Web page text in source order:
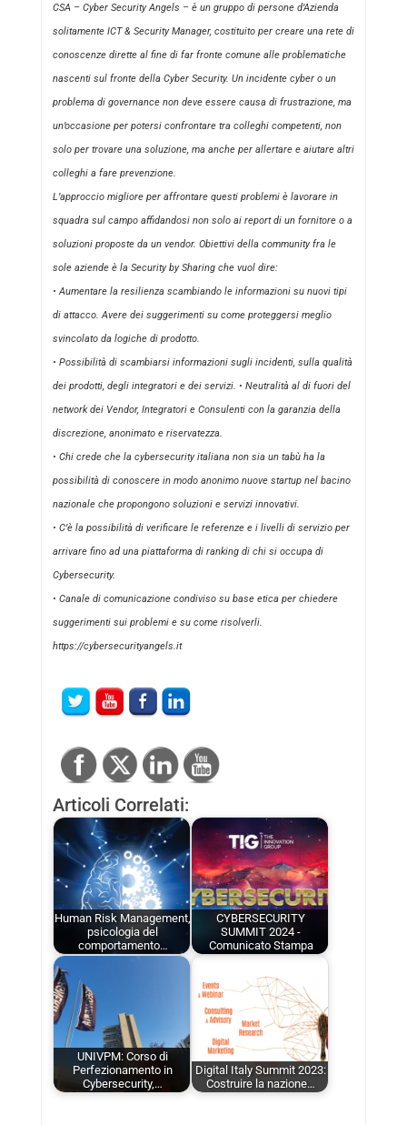
CSA – Cyber Security Angels – è un gruppo di persone d’Azienda
solitamente ICT & Security Manager, costituito per creare una rete di
conoscenze dirette al fine di far fronte comune alle problematiche
nascenti sul fronte della Cyber Security. Un incidente cyber o un
problema di governance non deve essere causa di frustrazione, ma
un’occasione per potersi confrontare tra colleghi competenti, non
solo per trovare una soluzione, ma anche per allertare e aiutare altri
colleghi a fare prevenzione.
L’approccio migliore per affrontare questi problemi è lavorare in
squadra sul campo affidandosi non solo ai report di un fornitore o a
soluzioni proposte da un vendor. Obiettivi della community fra le
sole aziende è la Security by Sharing che vuol dire:
• Aumentare la resilienza scambiando le informazioni su nuovi tipi
di attacco. Avere dei suggerimenti su come proteggersi meglio
svincolato da logiche di prodotto.
• Possibilità di scambiarsi informazioni sugli incidenti, sulla qualità
dei prodotti, degli integratori e dei servizi. • Neutralità al di fuori del
network dei Vendor, Integratori e Consulenti con la garanzia della
discrezione, anonimato e riservatezza.
• Chi crede che la cybersecurity italiana non sia un tabù ha la
possibilità di conoscere in modo anonimo nuove startup nel bacino
nazionale che propongono soluzioni e servizi innovativi.
• C’è la possibilità di verificare le referenze e i livelli di servizio per
arrivare fino ad una piattaforma di ranking di chi si occupa di
Cybersecurity.
• Canale di comunicazione condiviso su base etica per chiedere
suggerimenti sui problemi e su come risolverli.
https://cybersecurityangels.it
Articoli Correlati:
Human Risk Management,
psicologia del
comportamento…
CYBERSECURITY
SUMMIT 2024 -
Comunicato Stampa
UNIVPM: Corso di
Perfezionamento in
Cybersecurity,…
Digital Italy Summit 2023:
Costruire la nazione…